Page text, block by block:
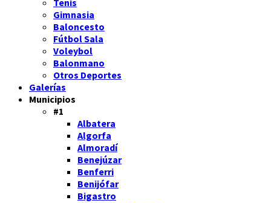
Gimnasia
Baloncesto
Fútbol Sala
Voleybol
Balonmano
Otros Deportes
Galerías
Municipios
#1
Albatera
Algorfa
Almoradí
Benejúzar
Benferri
Benijófar
Bigastro